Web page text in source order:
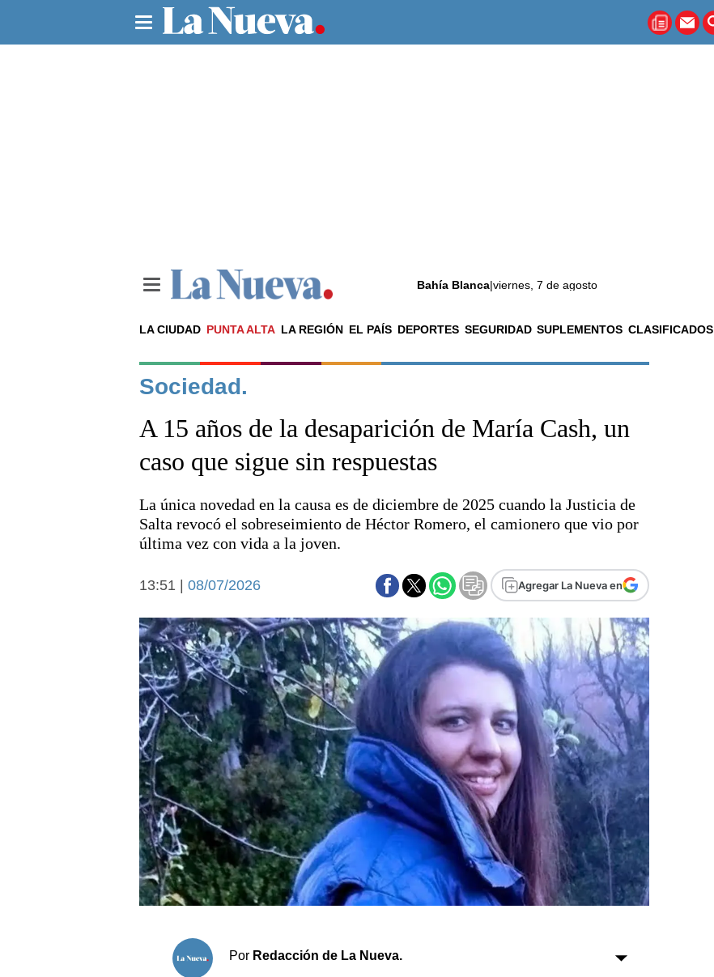
Bahía Blanca|viernes, 7 de agosto
LA CIUDAD PUNTA ALTA LA REGIÓN EL PAÍS DEPORTES SEGURIDAD SUPLEMENTOS CLASIFICADOS
Noticias
La ciudad
El país
Seguridad
Deportes
Escenario Olímpico
Fútbol
Federal A
Arte y cultura
Aplausos
Cines
Economía y campo
Economía y finanzas
Con el campo
Espacio empresas
Sociedad y tiempo libre
Sociedad
Tecnología
Turismo
Salud
Es viral
El tiempo
Fúnebres
Clasificados
Suplementos
Servicios
Farmacias
Sociedad.
A 15 años de la desaparición de María Cash, un
caso que sigue sin respuestas
La única novedad en la causa es de diciembre de 2025 cuando la Justicia de
Salta revocó el sobreseimiento de Héctor Romero, el camionero que vio por
última vez con vida a la joven.
Agregar La Nueva en
13:51 | 08/07/2026
Por Redacción de La Nueva.